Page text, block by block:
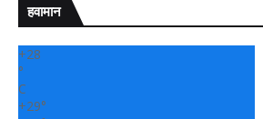
हवामान
+28
°
C
+29°